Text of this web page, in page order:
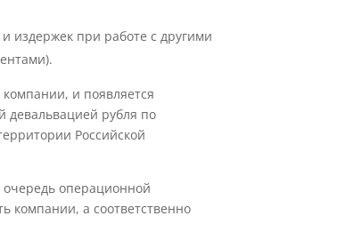
издержек при работе с другими
и появляется
девальвацией рубля по
Российской
операционной
компании, а соответственно